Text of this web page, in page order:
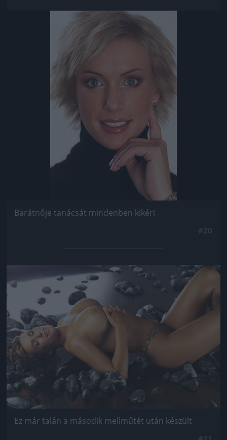
Jön még kép!
Barátnője tanácsát mindenben kikéri
Jön még kép!
Ez már talán a második mellműtét után készült